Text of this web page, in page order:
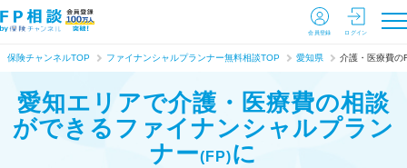
会員登録 ログイン
保険チャンネルTOP ファイナンシャルプランナー無料相談TOP 愛知県 介護・医療費の
愛知エリアで介護・医療費の相談
ができる ファイナンシャルプラン
ナー(FP)に